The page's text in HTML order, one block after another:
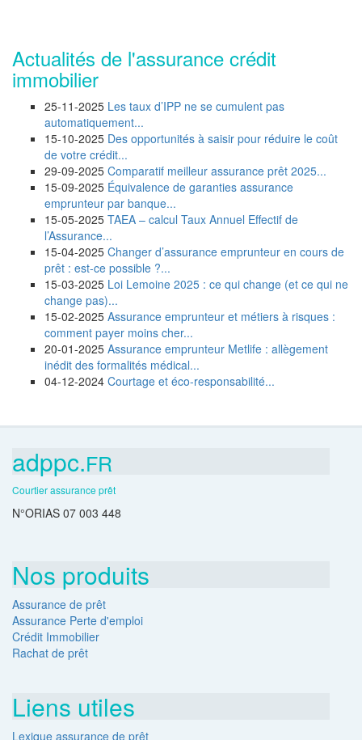
Actualités de l'assurance crédit
immobilier
25-11-2025 Les taux d’IPP ne se cumulent pas
automatiquement...
15-10-2025 Des opportunités à saisir pour réduire le coût
de votre crédit...
29-09-2025 Comparatif meilleur assurance prêt 2025...
15-09-2025 Équivalence de garanties assurance
emprunteur par banque...
15-05-2025 TAEA – calcul Taux Annuel Effectif de
l’Assurance...
15-04-2025 Changer d’assurance emprunteur en cours de
prêt : est-ce possible ?...
15-03-2025 Loi Lemoine 2025 : ce qui change (et ce qui ne
change pas)...
15-02-2025 Assurance emprunteur et métiers à risques :
comment payer moins cher...
20-01-2025 Assurance emprunteur Metlife : allègement
inédit des formalités médical...
04-12-2024 Courtage et éco-responsabilité...
adppc.FR
Courtier assurance prêt
N°ORIAS 07 003 448
Nos produits
Assurance de prêt
Assurance Perte d'emploi
Crédit Immobilier
Rachat de prêt
Liens utiles
Lexique assurance de prêt